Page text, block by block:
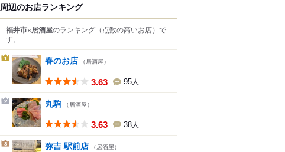
周辺のお店ランキング
福井市×居酒屋のランキング （点数の高いお店） で
す。
1 春のお店 （居酒屋）
3.63 95人
2 丸駒 （居酒屋）
3.63 38人
3 弥吉 駅前店 （居酒屋）